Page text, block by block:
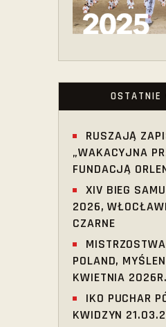
OSTATNIE
RUSZAJĄ
„WAKACYJNA
FUNDACJĄ
XIV BIEG
2026,
CZARNE
POLAND,
KWIETNIA 2026R.
IKO PUCHAR
KWIDZYN